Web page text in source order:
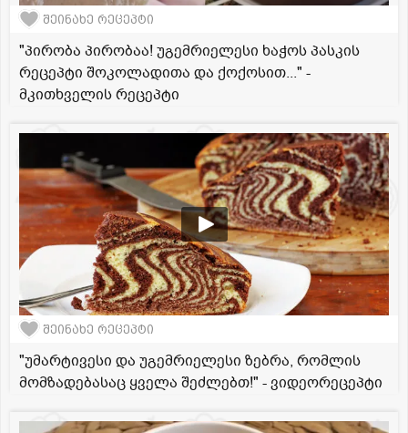
შეინახე რეცეპტი
"პირობა პირობაა! უგემრიელესი ხაჭოს პასკის
რეცეპტი შოკოლადითა და ქოქოსით..." -
მკითხველის რეცეპტი
შეინახე რეცეპტი
"უმარტივესი და უგემრიელესი ზებრა, რომლის
მომზადებასაც ყველა შეძლებთ!" - ვიდეორეცეპტი